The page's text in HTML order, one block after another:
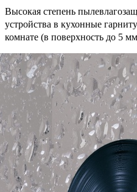
Высокая степень
устройства в кухонные
комнате (в поверхность до 5